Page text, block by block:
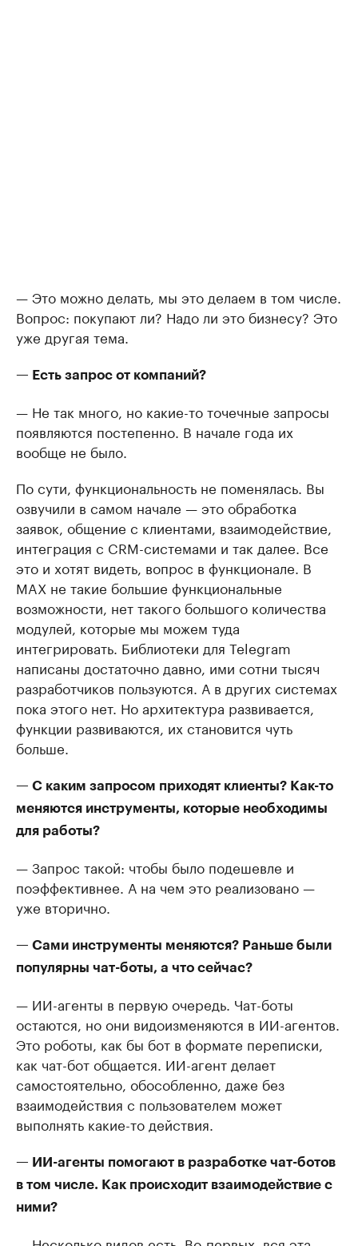
— Это можно делать, мы это делаем в том числе.
Вопрос: покупают ли? Надо ли это бизнесу? Это
уже другая тема.
— Есть запрос от компаний?
— Не так много, но какие-то точечные запросы
появляются постепенно. В начале года их
вообще не было.
По сути, функциональность не поменялась. Вы
озвучили в самом начале — это обработка
заявок, общение с клиентами, взаимодействие,
интеграция с CRM-системами и так далее. Все
это и хотят видеть, вопрос в функционале. В
MAX не такие большие функциональные
возможности, нет такого большого количества
модулей, которые мы можем туда
интегрировать. Библиотеки для Telegram
написаны достаточно давно, ими сотни тысяч
разработчиков пользуются. А в других системах
пока этого нет. Но архитектура развивается,
функции развиваются, их становится чуть
больше.
— С каким запросом приходят клиенты? Как-то
меняются инструменты, которые необходимы
для работы?
— Запрос такой: чтобы было подешевле и
поэффективнее. А на чем это реализовано —
уже вторично.
— Сами инструменты меняются? Раньше были
популярны чат-боты, а что сейчас?
— ИИ-агенты в первую очередь. Чат-боты
остаются, но они видоизменяются в ИИ-агентов.
Это роботы, как бы бот в формате переписки,
как чат-бот общается. ИИ-агент делает
самостоятельно, обособленно, даже без
взаимодействия с пользователем может
выполнять какие-то действия.
— ИИ-агенты помогают в разработке чат-ботов
в том числе. Как происходит взаимодействие с
ними?